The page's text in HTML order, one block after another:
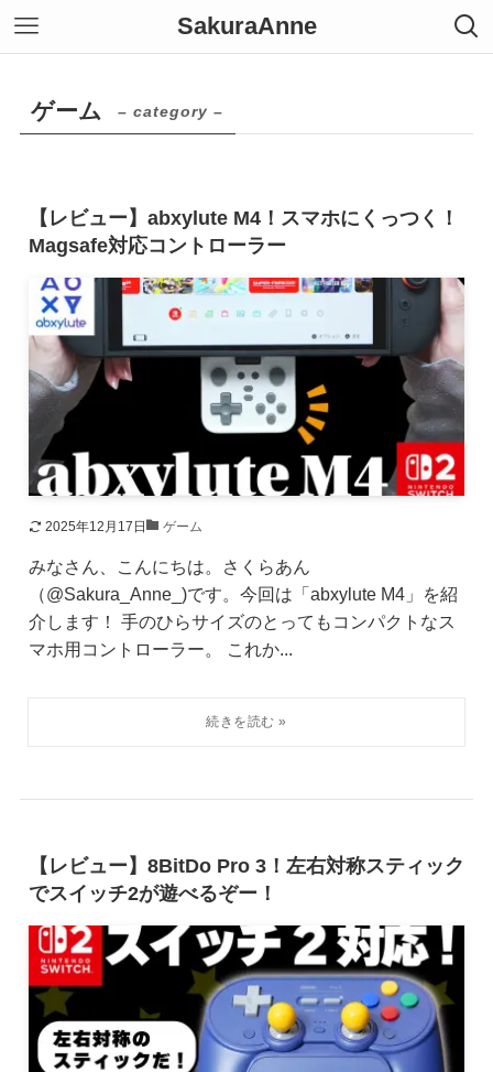
SakuraAnne
ゲーム – category –
【レビュー】abxylute M4！スマホにくっつく！
Magsafe対応コントローラー
2025年12月17日 ゲーム
みなさん、こんにちは。さくらあん
（@Sakura_Anne_)です。今回は「abxylute M4」を紹
介します！ 手のひらサイズのとってもコンパクトなス
マホ用コントローラー。 これか...
【レビュー】8BitDo Pro 3！左右対称スティック
でスイッチ2が遊べるぞー！